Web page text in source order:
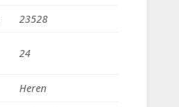
23528
24
Heren